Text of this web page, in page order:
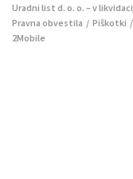
Uradni list d. o. o. – v
Pravna obvestila / Piškotki
2Mobile